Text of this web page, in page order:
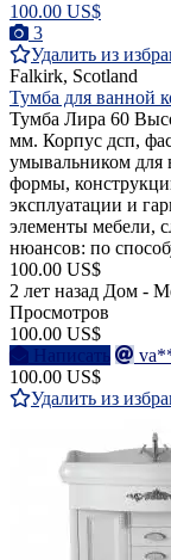
100.00 US$
3
Удалить из
Falkirk, Scotland
Тумба для ванной
Тумба Лира 60
мм. Корпус дсп,
умывальником для
формы,
эксплуатации и
элементы мебели,
нюансов: по
100.00 US$
2 лет назад Дом -
Просмотров
100.00 US$
Написать
100.00 US$
Удалить из